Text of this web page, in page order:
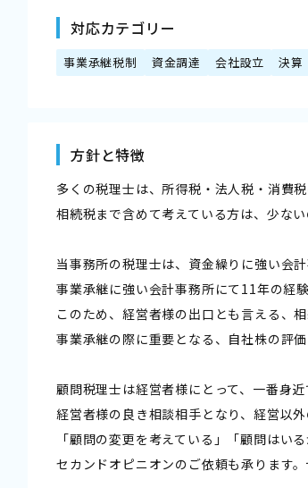
対応カテゴリー
事業承継税制 資金調達 会社設立 決算
方針と特徴
多くの税理士は、所得税・法人税・消費
相続税まで含めて考えている方は、少ない
当事務所の税理士は、資金繰りに強い会計
事業承継に強い会計事務所にて11年の経験
このため、経営者様の出口とも言える、
事業承継の際に重要となる、自社株の評
顧問税理士は経営者様にとって、一番身
経営者様の良き相談相手となり、経営以
「顧問の変更を考えている」「顧問はい
セカンドオピニオンのご依頼も承ります